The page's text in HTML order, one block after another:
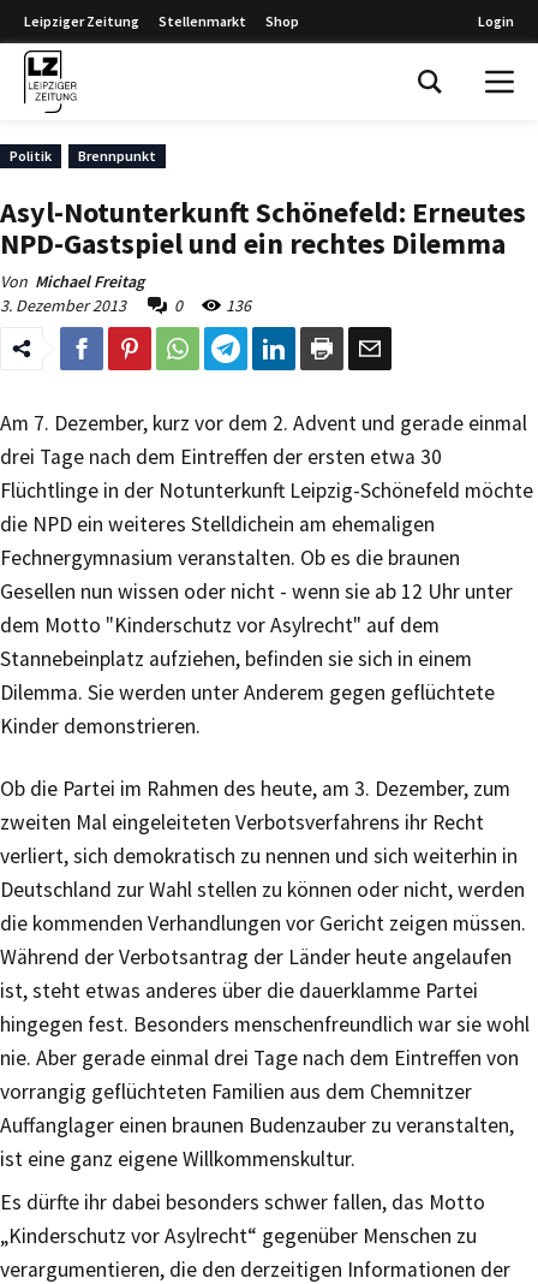
Leipziger Zeitung Stellenmarkt Shop Login
Politik Brennpunkt
Asyl-Notunterkunft Schönefeld: Erneutes
NPD-Gastspiel und ein rechtes Dilemma
Von Michael Freitag
3. Dezember 2013
0 136
Am 7. Dezember, kurz vor dem 2. Advent und gerade einmal
drei Tage nach dem Eintreffen der ersten etwa 30
Flüchtlinge in der Notunterkunft Leipzig-Schönefeld möchte
die NPD ein weiteres Stelldichein am ehemaligen
Fechnergymnasium veranstalten. Ob es die braunen
Gesellen nun wissen oder nicht - wenn sie ab 12 Uhr unter
dem Motto "Kinderschutz vor Asylrecht" auf dem
Stannebeinplatz aufziehen, befinden sie sich in einem
Dilemma. Sie werden unter Anderem gegen geflüchtete
Kinder demonstrieren.
Ob die Partei im Rahmen des heute, am 3. Dezember, zum
zweiten Mal eingeleiteten Verbotsverfahrens ihr Recht
verliert, sich demokratisch zu nennen und sich weiterhin in
Deutschland zur Wahl stellen zu können oder nicht, werden
die kommenden Verhandlungen vor Gericht zeigen müssen.
Während der Verbotsantrag der Länder heute angelaufen
ist, steht etwas anderes über die dauerklamme Partei
hingegen fest. Besonders menschenfreundlich war sie wohl
nie. Aber gerade einmal drei Tage nach dem Eintreffen von
vorrangig geflüchteten Familien aus dem Chemnitzer
Auffanglager einen braunen Budenzauber zu veranstalten,
ist eine ganz eigene Willkommenskultur.
Es dürfte ihr dabei besonders schwer fallen, das Motto
„Kinderschutz vor Asylrecht“ gegenüber Menschen zu
verargumentieren, die den derzeitigen Informationen der